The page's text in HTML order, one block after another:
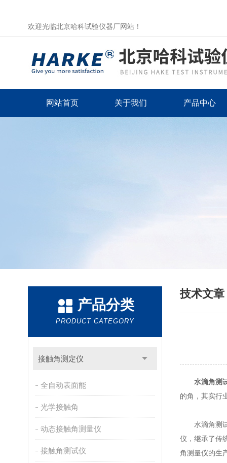
欢迎光临北京哈科试验仪器厂网站！
网站首页 关于我们 产品中心
产品分类
PRODUCT CATEGORY
接触角测定仪
全自动表面能
光学接触角
动态接触角测量仪
接触角测试仪
技术文章
水滴角测
的角，其实行
水滴角测试
仪，继承了传
角测量仪的生